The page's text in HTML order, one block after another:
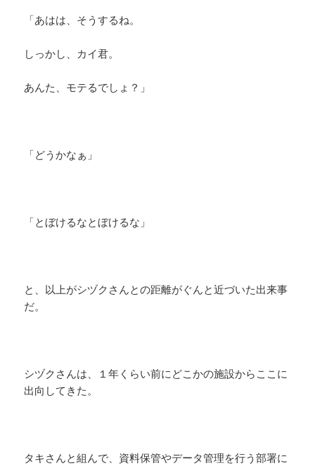
「あはは、そうするね。
しっかし、カイ君。
あんた、モテるでしょ？」
「どうかなぁ」
「とぼけるなとぼけるな」
と、以上がシヅクさんとの距離がぐんと近づいた出来事
だ。
シヅクさんは、１年くらい前にどこかの施設からここに
出向してきた。
タキさんと組んで、資料保管やデータ管理を行う部署に